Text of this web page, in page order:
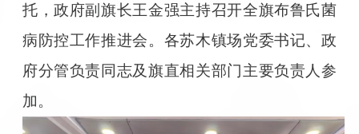
托，政府副旗长王金强主持召开全旗布鲁氏菌
病防控工作推进会。各苏木镇场党委书记、政
府分管负责同志及旗直相关部门主要负责人参
加。